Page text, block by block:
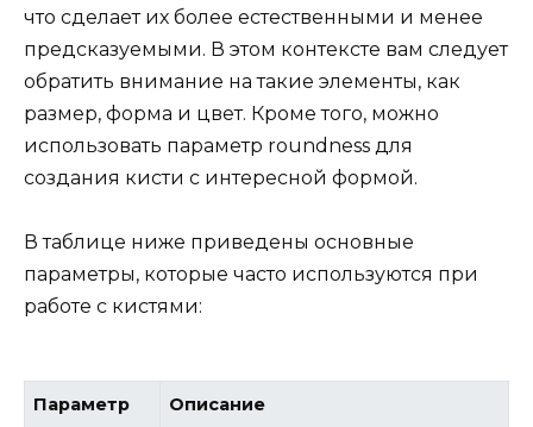
что сделает их более естественными и менее
предсказуемыми. В этом контексте вам следует
обратить внимание на такие элементы, как
размер, форма и цвет. Кроме того, можно
использовать параметр roundness для
создания кисти с интересной формой.
В таблице ниже приведены основные
параметры, которые часто используются при
работе с кистями:
Параметр Описание